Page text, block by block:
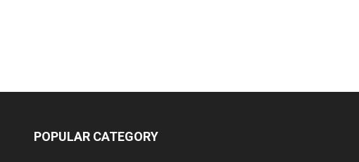
POPULAR CATEGORY